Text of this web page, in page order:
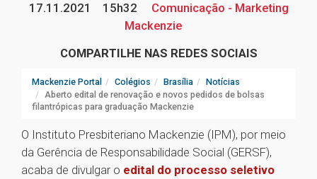
17.11.2021
15h32
Comunicação - Marketing
Mackenzie
COMPARTILHE NAS REDES SOCIAIS
Mackenzie Portal Colégios Brasília
Notícias
Aberto edital de renovação e novos pedidos de bolsas
filantrópicas para graduação Mackenzie
O Instituto Presbiteriano Mackenzie (IPM), por meio
da Gerência de Responsabilidade Social (GERSF),
acaba de divulgar o edital do processo seletivo